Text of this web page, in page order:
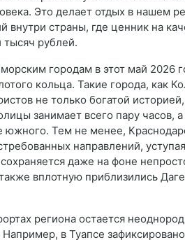
Это делает отдых в нашем
внутри страны, где ценник на
тысяч рублей.
городам в этот май 2026
кольца. Такие города, как
не только богатой
занимает всего пару
южного. Тем не менее,
направлений,
даже на фоне
вплотную приблизились
региона остается
в Туапсе